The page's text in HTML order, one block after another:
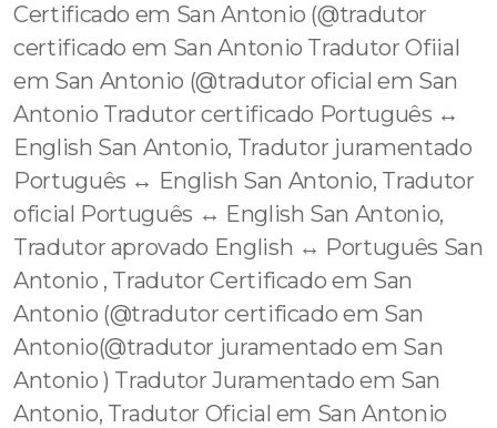
Certificado em San Antonio (@tradutor
certificado em San Antonio Tradutor Ofiial
em San Antonio (@tradutor oficial em San
Antonio Tradutor certificado Português ↔️
English San Antonio, Tradutor juramentado
Português ↔️ English San Antonio, Tradutor
oficial Português ↔️ English San Antonio,
Tradutor aprovado English ↔️ Português San
Antonio , Tradutor Certificado em San
Antonio (@tradutor certificado em San
Antonio(@tradutor juramentado em San
Antonio ) Tradutor Juramentado em San
Antonio, Tradutor Oficial em San Antonio